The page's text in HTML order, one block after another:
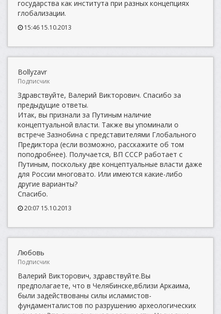
государства как института при разных концепциях
глобализации.
15:46 15.10.2013
Bollyzavr
Подписчик
Здравствуйте, Валерий Викторович. Спасибо за
предыдущие ответы.
Итак, вы признали за Путиным наличие
концептуальной власти. Также вы упоминали о
встрече Зазнобина с представителями Глобального
Предиктора (если возможно, расскажите об том
поподробнее). Получается, ВП СССР работает с
Путиным, поскольку две концептуальные власти даже
для России многовато. Или имеются какие-либо
другие варианты?
Спасибо.
20:07 15.10.2013
Любовь
Подписчик
Валерий Викторович, здравствуйте.Вы
предполагаете, что в Челябинске,вблизи Аркаима,
были задействованы силы исламистов-
фундаменталистов по разрушению археологических